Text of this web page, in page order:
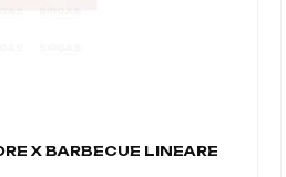
X BARBECUE LINEARE